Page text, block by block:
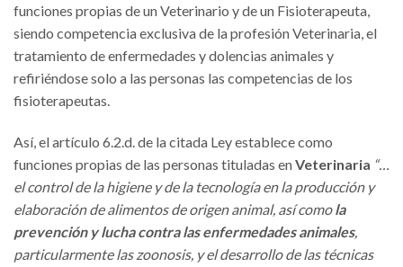
funciones propias de un Veterinario y de un Fisioterapeuta,
siendo competencia exclusiva de la profesión Veterinaria, el
tratamiento de enfermedades y dolencias animales y
refiriéndose solo a las personas las competencias de los
fisioterapeutas.
Así, el artículo 6.2.d. de la citada Ley establece como
funciones propias de las personas tituladas enVeterinaria “…
el control de la higiene y de la tecnología en la producción y
elaboración de alimentos de origen animal, así comola
prevención y lucha contra las enfermedades animales,
particularmente las zoonosis, y el desarrollo de las técnicas